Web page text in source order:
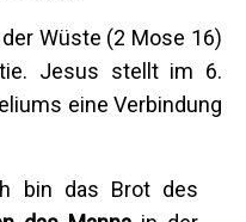
Wüste (2 Mose 16)
Jesus stellt im 6.
eine Verbindung
bin das Brot des